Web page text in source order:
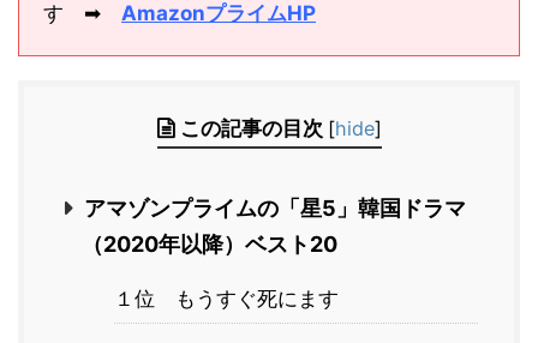
す ➡ AmazonプライムHP
この記事の目次 [hide]
アマゾンプライムの「星5」韓国ドラマ
（2020年以降）ベスト20
１位 もうすぐ死にます